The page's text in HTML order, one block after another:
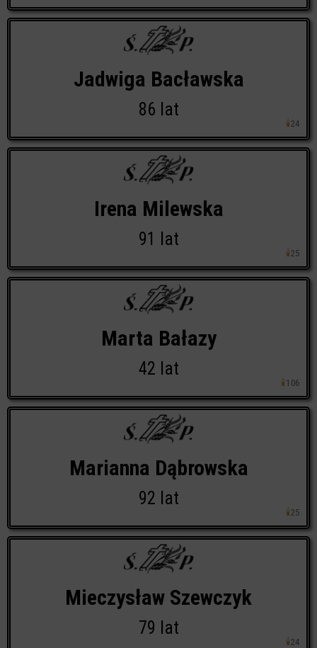
Jadwiga Bacławska
86 lat
🕯24
Irena Milewska
91 lat
🕯25
Marta Bałazy
42 lat
🕯 106
Marianna Dąbrowska
92 lat
🕯25
Mieczysław Szewczyk
79 lat
🕯24